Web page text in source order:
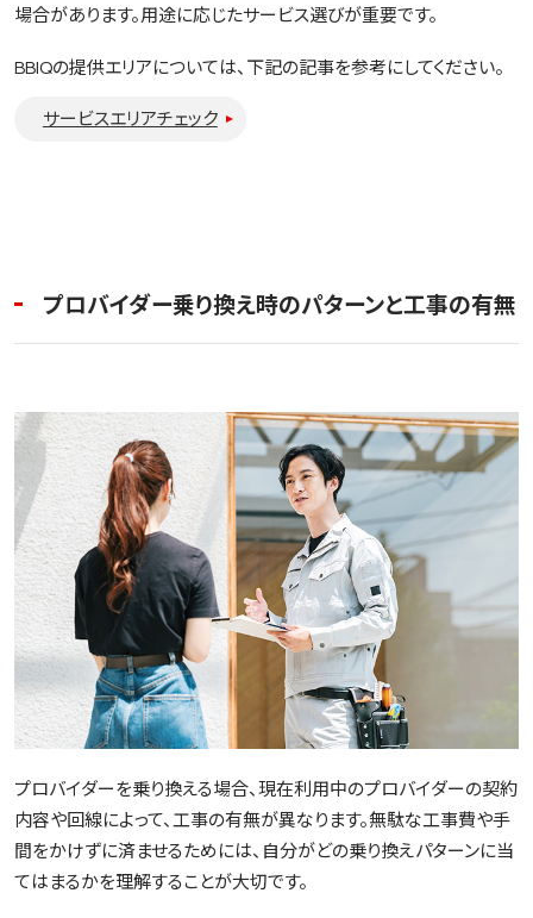
場合があります。用途に応じたサービス選びが重要です。
BBIQの提供エリアについては、下記の記事を参考にしてください。
サービスエリアチェック
プロバイダー乗り換え時のパターンと工事の有無
プロバイダーを乗り換える場合、現在利用中のプロバイダーの契約
内容や回線によって、工事の有無が異なります。無駄な工事費や手
間をかけずに済ませるためには、自分がどの乗り換えパターンに当
てはまるかを理解することが大切です。